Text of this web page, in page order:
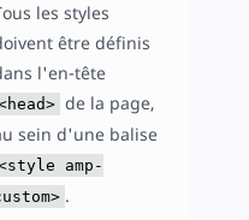
les styles
être définis
l'en-tête
de la page,
sein d'une balise
amp-
.